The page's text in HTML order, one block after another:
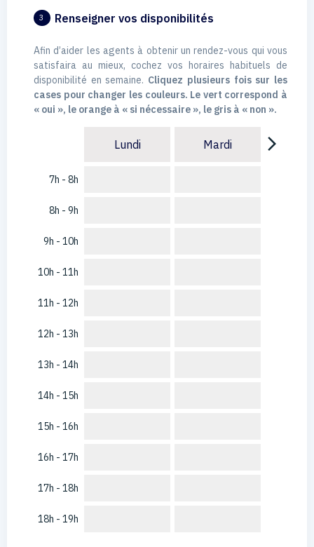
3 Renseigner vos disponibilités
Afin d’aider les agents à obtenir un rendez-vous qui vous
satisfaira au mieux, cochez vos horaires habituels de
disponibilité en semaine. Cliquez plusieurs fois sur les
cases pour changer les couleurs. Le vert correspond à
« oui », le orange à « si nécessaire », le gris à « non ».
7h - 8h
8h - 9h
9h - 10h
10h - 11h
11h - 12h
12h - 13h
13h - 14h
14h - 15h
15h - 16h
16h - 17h
17h - 18h
18h - 19h
Lundi Mardi arrow_forward_ios